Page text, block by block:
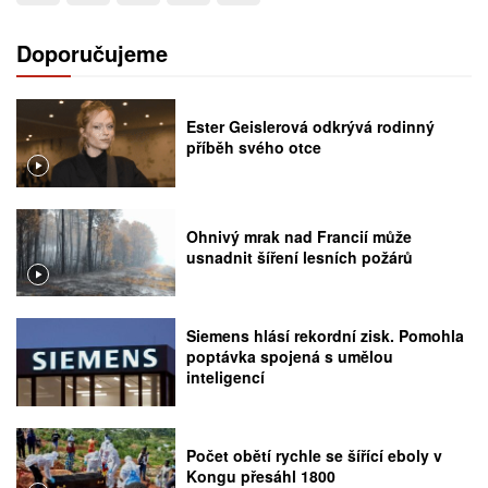
Doporučujeme
Ester Geislerová odkrývá rodinný
příběh svého otce
Ohnivý mrak nad Francií může
usnadnit šíření lesních požárů
Siemens hlásí rekordní zisk. Pomohla
poptávka spojená s umělou
inteligencí
Počet obětí rychle se šířící eboly v
Kongu přesáhl 1800